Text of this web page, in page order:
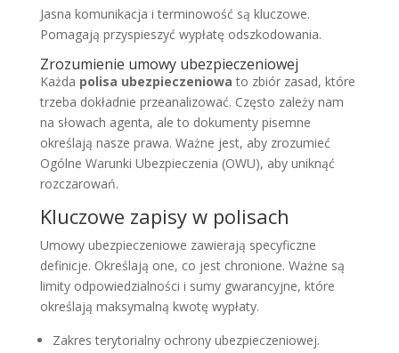
Jasna komunikacja i terminowość są kluczowe.
Pomagają przyspieszyć wypłatę odszkodowania.
Zrozumienie umowy ubezpieczeniowej
Każda polisa ubezpieczeniowa to zbiór zasad, które
trzeba dokładnie przeanalizować. Często zależy nam
na słowach agenta, ale to dokumenty pisemne
określają nasze prawa. Ważne jest, aby zrozumieć
Ogólne Warunki Ubezpieczenia (OWU), aby uniknąć
rozczarowań.
Kluczowe zapisy w polisach
Umowy ubezpieczeniowe zawierają specyficzne
definicje. Określają one, co jest chronione. Ważne są
limity odpowiedzialności i sumy gwarancyjne, które
określają maksymalną kwotę wypłaty.
Zakres terytorialny ochrony ubezpieczeniowej.